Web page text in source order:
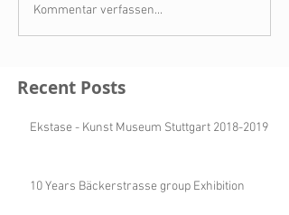
Kommentar verfassen...
Recent Posts
Ekstase - Kunst Museum Stuttgart 2018-2019
10 Years Bäckerstrasse group Exhibition